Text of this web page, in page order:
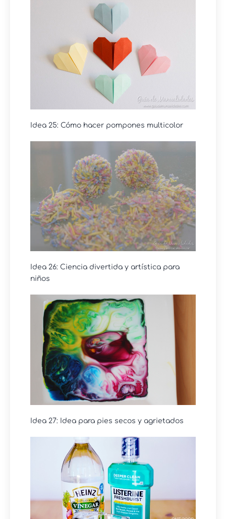
Idea 25: Cómo hacer pompones multicolor
Idea 26: Ciencia divertida y artística para
niños
Idea 27: Idea para pies secos y agrietados